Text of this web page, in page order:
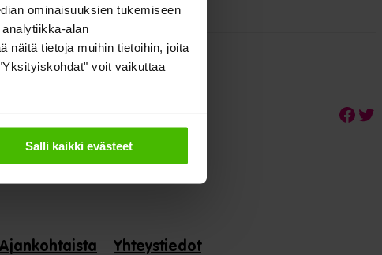
ominaisuuksien tukemiseen
alan
näitä tietoja muihin tietoihin, joita
voit vaikuttaa
Salli kaikki evästeet
Ajankohtaista Yhteystiedot